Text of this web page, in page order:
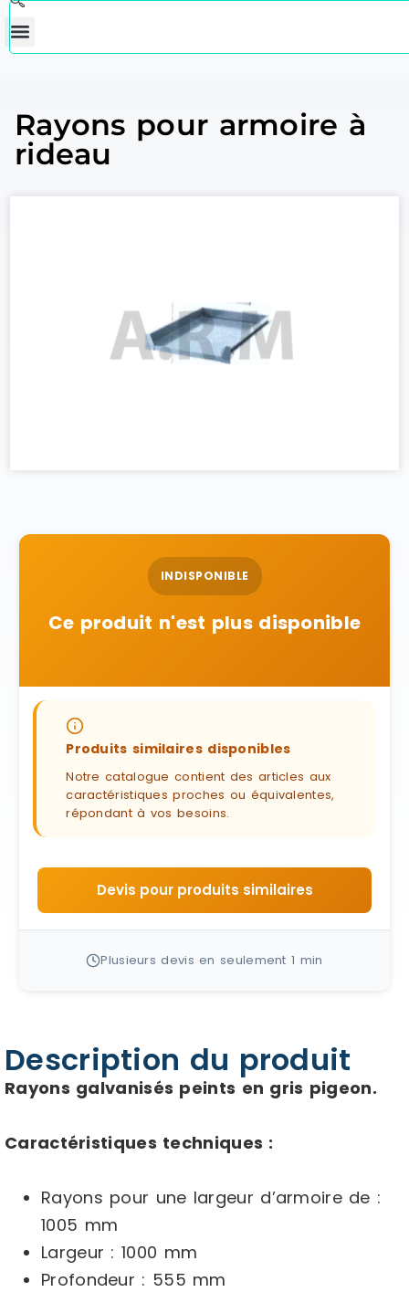
Rayons pour armoire à
rideau
INDISPONIBLE
Ce produit n'est plus disponible
Produits similaires disponibles
Notre catalogue contient des articles aux
caractéristiques proches ou équivalentes,
répondant à vos besoins.
Devis pour produits similaires
Plusieurs devis en seulement 1 min
Description du produit
Rayons galvanisés peints en gris pigeon.
Caractéristiques techniques :
Rayons pour une largeur d’armoire de :
1005 mm
Largeur : 1000 mm
Profondeur : 555 mm